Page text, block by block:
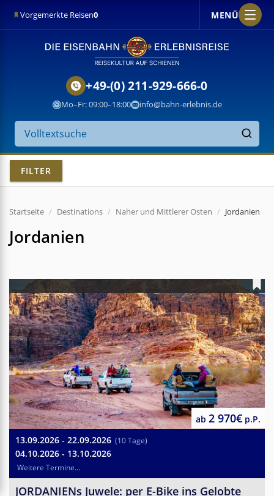
Vorgemerkte Reisen0 MENÜ
Suche
auf
der
Website
Finden
+49-(0) 211-929-666-0
Mo–Fr: 09:00–18:00 info@bahn-erlebnis.de
FILTER
Startseite Destinations Naher und Mittlerer Osten Jordanien
Jordanien
13.09.2026 - 22.09.2026 (10 Tage)
04.10.2026 - 13.10.2026
Weitere Termine...
ab 2 970€ p.P.
JORDANIENs Juwele: per E-Bike ins Gelobte